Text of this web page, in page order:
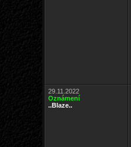
29.11.2022
Oznámení
..Blaze..